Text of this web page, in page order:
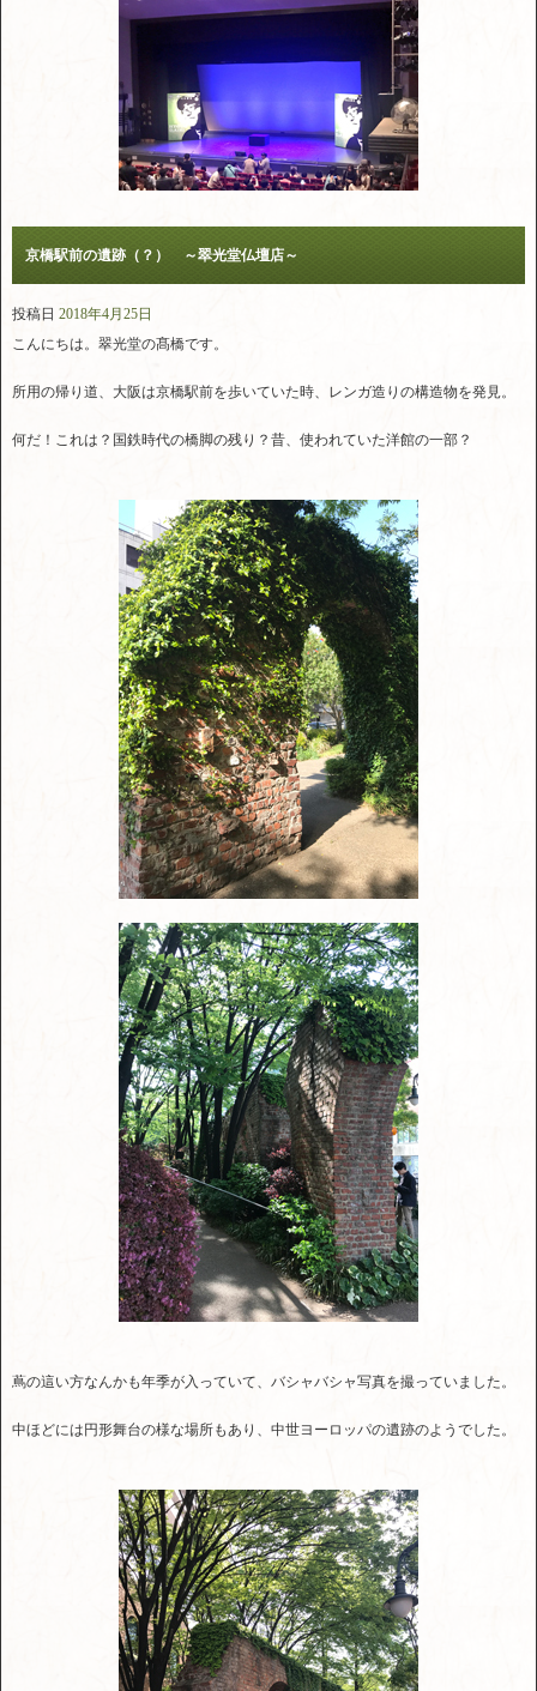
京橋駅前の遺跡（？） ～翠光堂仏壇店～
投稿日 2018年4月25日
こんにちは。翠光堂の髙橋です。
所用の帰り道、大阪は京橋駅前を歩いていた時、レンガ造りの構造物を発見。
何だ！これは？国鉄時代の橋脚の残り？昔、使われていた洋館の一部？
蔦の這い方なんかも年季が入っていて、バシャバシャ写真を撮っていました。
中ほどには円形舞台の様な場所もあり、中世ヨーロッパの遺跡のようでした。